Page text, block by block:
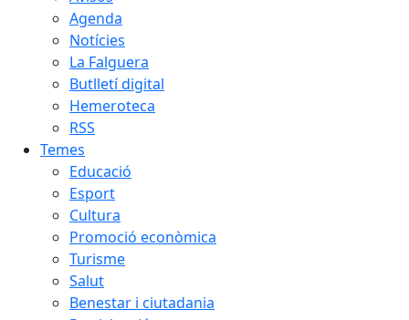
Agenda
Notícies
La Falguera
Butlletí digital
Hemeroteca
RSS
Temes
Educació
Esport
Cultura
Promoció econòmica
Turisme
Salut
Benestar i ciutadania